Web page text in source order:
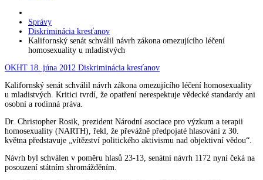
Správy
Diskriminácia kresťanov
Kalifornský senát schválil návrh zákona omezujícího léčení
homosexuality u mladistvých
OKHT 18. júna 2012 Diskriminácia kresťanov
Kalifornský senát schválil návrh zákona omezujícího léčení homosexuality
u mladistvých. Kritici tvrdí, že opatření nerespektuje vědecké standardy ani
osobní a rodinná práva.
Dr. Christopher Rosik, prezident Národní asociace pro výzkum a terapii
homosexuality (NARTH), řekl, že převážně předpojaté hlasování z 30.
května představuje „vítězství politického aktivismu nad objektivní vědou“.
Návrh byl schválen v poměru hlasů 23-13, senátní návrh 1172 nyní čeká na
posouzení státním shromážděním.